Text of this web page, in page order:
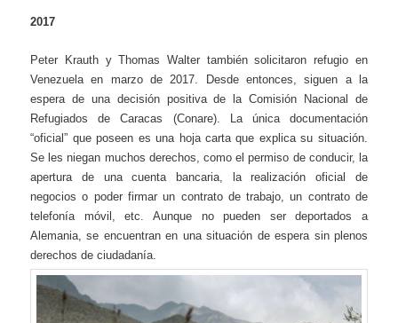
2017
Peter Krauth y Thomas Walter también solicitaron refugio en
Venezuela en marzo de 2017. Desde entonces, siguen a la
espera de una decisión positiva de la Comisión Nacional de
Refugiados de Caracas (Conare). La única documentación
“oficial” que poseen es una hoja carta que explica su situación.
Se les niegan muchos derechos, como el permiso de conducir, la
apertura de una cuenta bancaria, la realización oficial de
negocios o poder firmar un contrato de trabajo, un contrato de
telefonía móvil, etc. Aunque no pueden ser deportados a
Alemania, se encuentran en una situación de espera sin plenos
derechos de ciudadanía.